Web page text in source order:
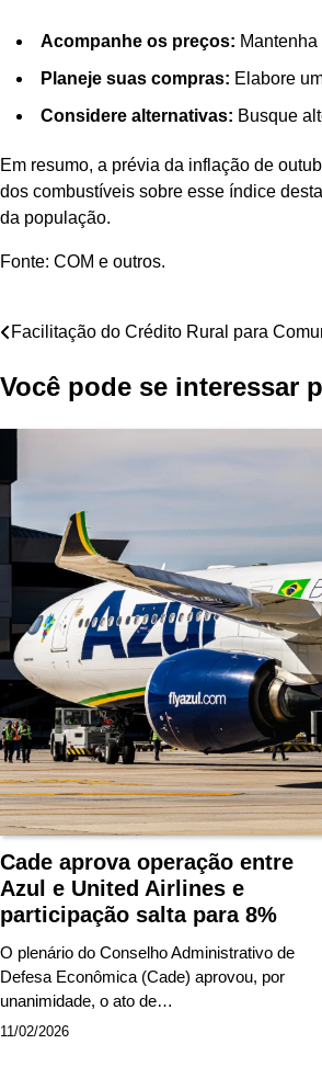
Acompanhe os preços:
Planeje suas compras: Elabore
Considere alternativas: Busque
Em resumo, a prévia da inflação de
dos combustíveis sobre esse índice
da população.
Fonte: COM e outros.
Navegação
de
Facilitação do Crédito Rural para
Você pode se interessar
Cade aprova operação entre
Azul e United Airlines e
participação salta para 8%
O plenário do Conselho Administrativo de
Defesa Econômica (Cade) aprovou, por
unanimidade, o ato de…
11/02/2026